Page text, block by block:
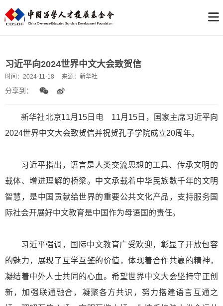
习近平向2024世界中文大会致贺信
时间： 2024-11-18 来源： 新华社
分享到：
新华社北京11月15日电 11月15日，国家主席习近平向
2024世界中文大会致贺信并祝贺孔子学院成立20周年。
习近平指出，语言是人类交流思想的工具、传承文明的
载体、增进理解的桥梁。中文承载着中华民族数千年的文明
智慧，是中国贡献给世界的重要公共文化产品，支持服务国
际社会开展好中文教育是中国作为母语国的责任。
习近平强调，国际中文教育广受欢迎，彰显了开放包容
的魅力，展现了互学互鉴的价值，体现着合作共赢的精神，
凝结着中外人士共同的心血。希望世界中文大会坚持守正创
新，加强联通融合，凝聚各方共识，努力搭建语言互通之